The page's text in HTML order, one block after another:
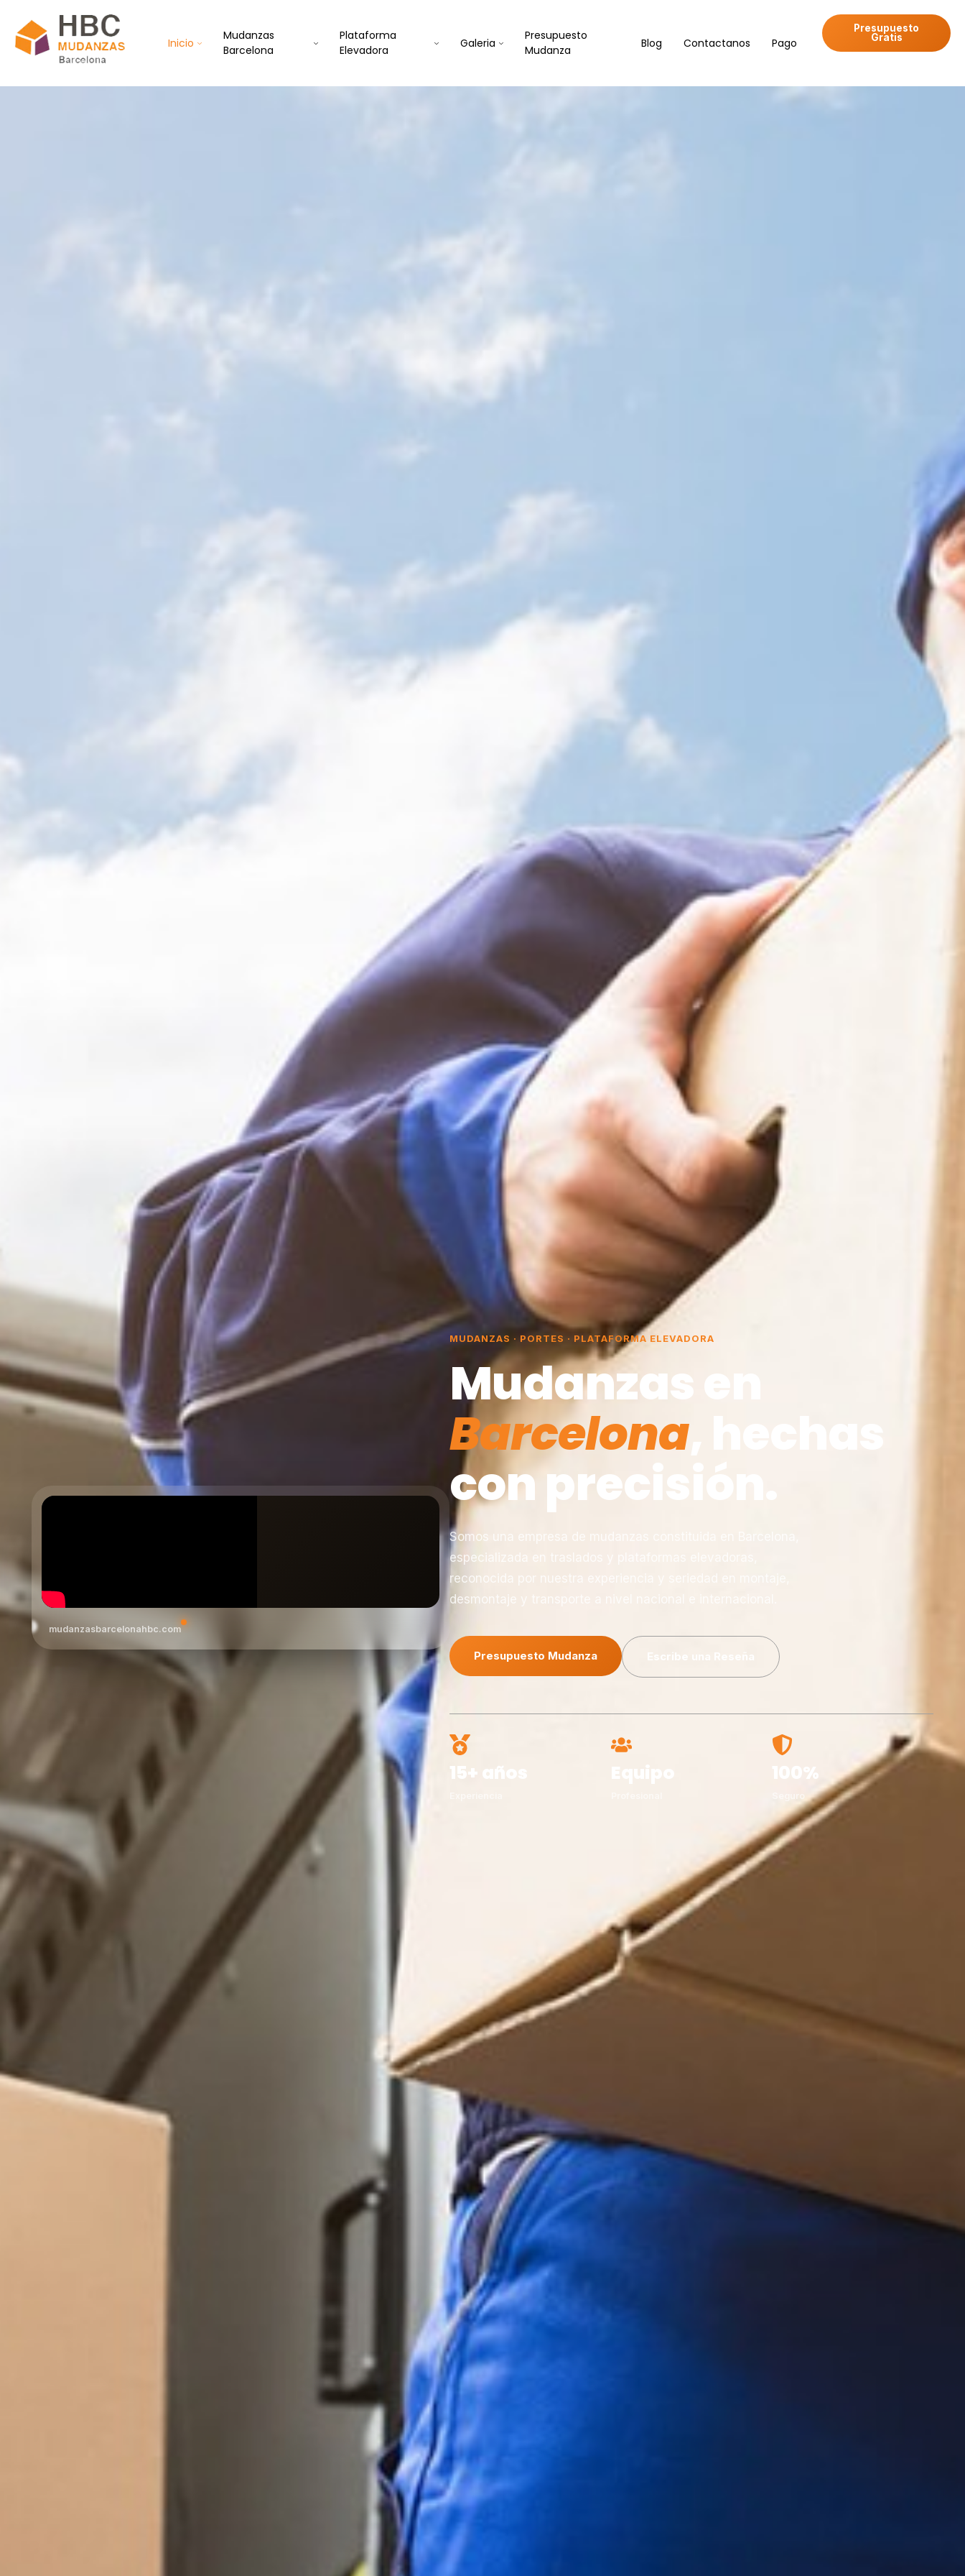
Inicio
Mudanzas
Barcelona
Plataforma
Elevadora
Galeria
Presupuesto
Mudanza
Blog Contactanos Pago
Presupuesto
Gratis
mudanzasbarcelonahbc.com
MUDANZAS · PORTES · PLATAFORMA ELEVADORA
Mudanzas en
Barcelona, hechas
con precisión.
Somos una empresa de mudanzas constituida en Barcelona,
especializada en traslados y plataformas elevadoras,
reconocida por nuestra experiencia y seriedad en montaje,
desmontaje y transporte a nivel nacional e internacional.
Presupuesto Mudanza Escribe una Reseña
15+ años Equipo 100%
Seguro